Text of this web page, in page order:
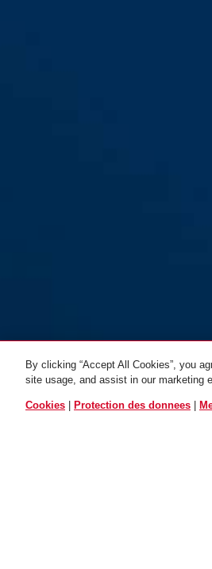
300/100
300/
By clicking “Accept All Cookies”, you
site usage, and assist in our marketing
Cookies Protection des donnees